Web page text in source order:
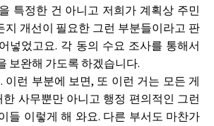
특정한 건 아니고 저희가 계획상 주민
지 개선이 필요한 그런 부분들이라고 판
넣었고요. 각 동의 수요 조사를 통해서
보완해 가도록 하겠습니다.
이런 부분에 보면, 또 이런 거는 모든 게
사무뿐만 아니고 행정 편의적인 그런
들 이렇게 해 와요. 다른 부서도 마찬가